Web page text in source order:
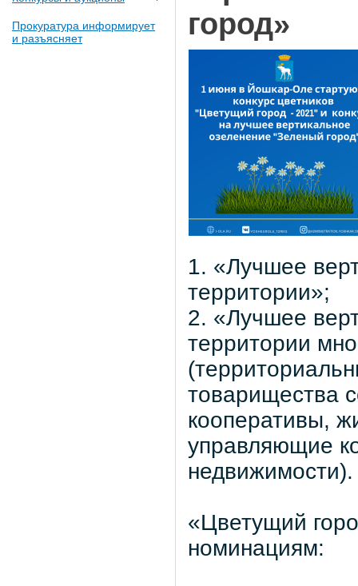
Прокуратура информирует
и разъясняет
город»
1. «Лучшее
территории»;
2. «Лучшее
территории
товарищества
кооперативы,
управляющие
недвижимости).
«Цветущий
номинациям: